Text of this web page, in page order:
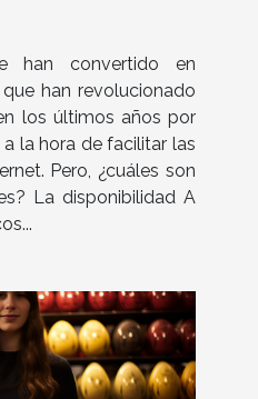
han convertido en
han revolucionado
los últimos años por
la hora de facilitar las
Pero, ¿cuáles son
La disponibilidad A